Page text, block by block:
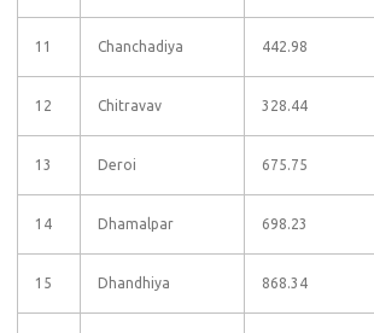
11 Chanchadiya 442.98
12 Chitravav 328.44
13 Deroi 675.75
14 Dhamalpar 698.23
15 Dhandhiya 868.34